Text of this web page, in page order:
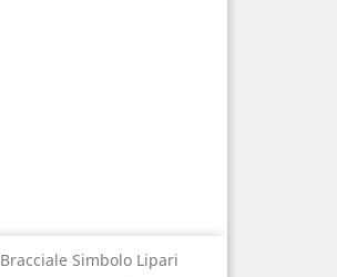
Bracciale Simbolo Lipari